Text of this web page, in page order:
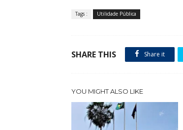
Tags : Utilidade Pública
SHARE THIS Share it
YOU MIGHT ALSO LIKE